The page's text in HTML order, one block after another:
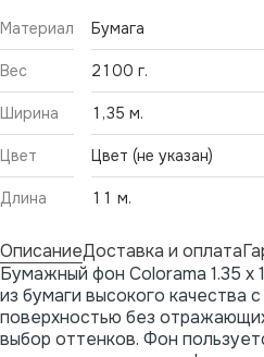
Материал Бумага
Вес 2100 г.
Ширина 1,35 м.
Цвет Цвет (не указан)
Длина 11 м.
ОписаниеДоставка и оплата
Бумажный фон Colorama 1.35 x
из бумаги высокого качества
поверхностью без
выбор оттенков. Фон